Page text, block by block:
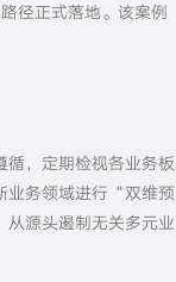
径正式落地。该案例
，定期检视各业务板
业务领域进行“双维预
源头遏制无关多元业